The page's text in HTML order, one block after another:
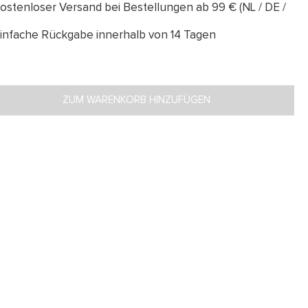
Versand bei Bestellungen ab 99 € (NL / DE /
Rückgabe innerhalb von 14 Tagen
ZUM WARENKORB HINZUFÜGEN